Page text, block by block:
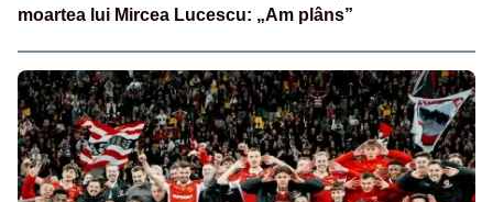
moartea lui Mircea Lucescu: „Am plâns”